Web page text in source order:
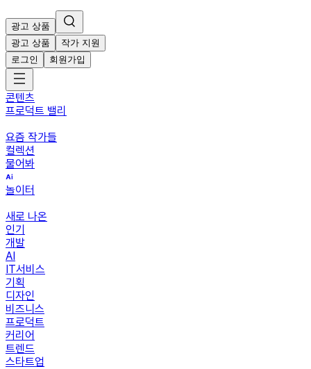
광고 상품
광고 상품
작가 지원
로그인
회원가입
콘텐츠
프로덕트 밸리
요즘 작가들
컬렉션
물어봐
놀이터
새로 나온
인기
개발
AI
IT서비스
기획
디자인
비즈니스
프로덕트
커리어
트렌드
스타트업